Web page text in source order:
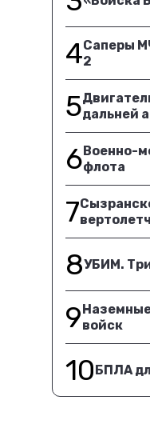
4Саперы
2
5дальней
6Военно-
флота
7
8УБИМ.
9войск
10БПЛА